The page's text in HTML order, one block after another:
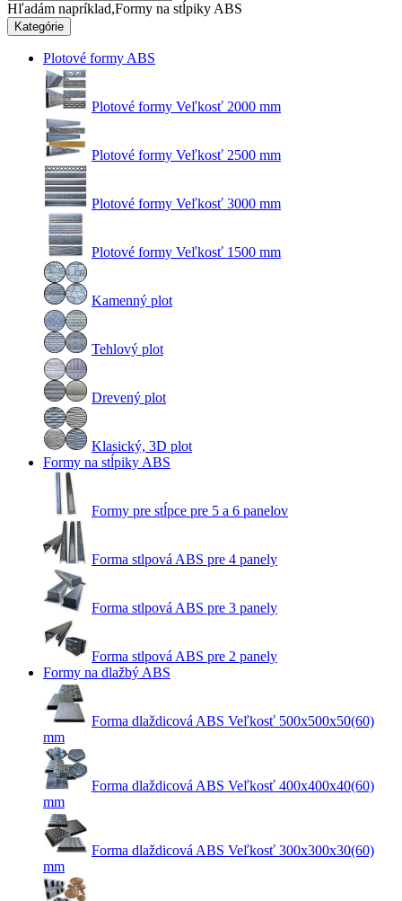
Hľadám napríklad,Formy na stĺpiky ABS
Kategórie
Plotové formy ABS
Plotové formy Veľkosť 2000 mm
Plotové formy Veľkosť 2500 mm
Plotové formy Veľkosť 3000 mm
Plotové formy Veľkosť 1500 mm
Kamenný plot
Tehlový plot
Drevený plot
Klasický, 3D plot
Formy na stĺpiky ABS
Formy pre stĺpce pre 5 a 6 panelov
Forma stlpová ABS pre 4 panely
Forma stlpová ABS pre 3 panely
Forma stlpová ABS pre 2 panely
Formy na dlažbý ABS
Forma dlaždicová ABS Veľkosť 500x500x50(60)
mm
Forma dlaždicová ABS Veľkosť 400x400x40(60)
mm
Forma dlaždicová ABS Veľkosť 300x300x30(60)
mm